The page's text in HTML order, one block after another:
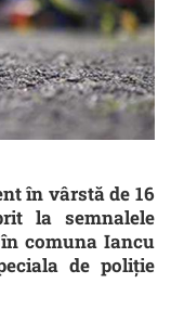
în vârstă de 16
la semnalele
comuna Iancu
de poliție